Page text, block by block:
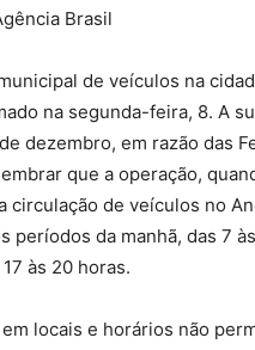
Brasil
de veículos na
na segunda-feira, 8. A
dezembro, em razão das
que a operação,
circulação de veículos no
períodos da manhã, das 7
às 20 horas.
locais e horários não